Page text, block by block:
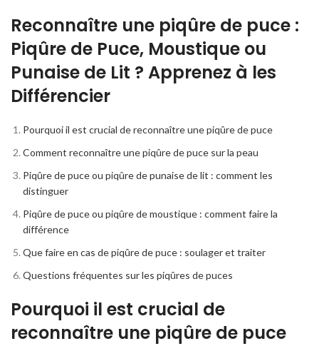
Reconnaître une piqûre de puce :
Piqûre de Puce, Moustique ou
Punaise de Lit ? Apprenez à les
Différencier
Pourquoi il est crucial de reconnaître une piqûre de puce
Comment reconnaître une piqûre de puce sur la peau
Piqûre de puce ou piqûre de punaise de lit : comment les
distinguer
Piqûre de puce ou piqûre de moustique : comment faire la
différence
Que faire en cas de piqûre de puce : soulager et traiter
Questions fréquentes sur les piqûres de puces
Pourquoi il est crucial de
reconnaître une piqûre de puce